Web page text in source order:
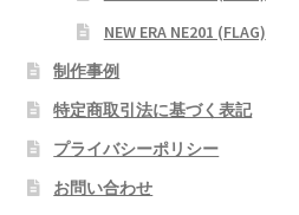
NEW ERA NE201 (FLAG)
制作事例
特定商取引法に基づく表記
プライバシーポリシー
お問い合わせ